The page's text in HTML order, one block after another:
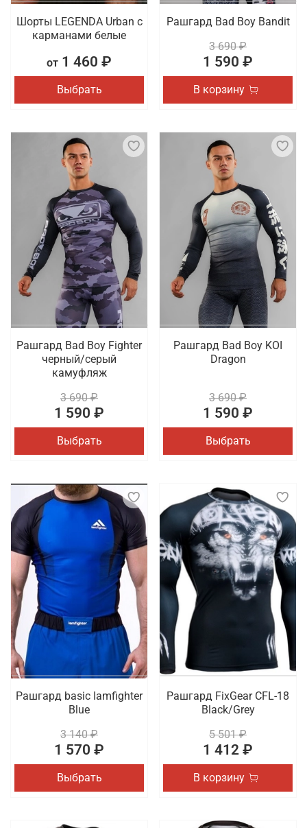
Шорты LEGENDA Urban c
карманами белые
от 1 460 ₽
Выбрать
Рашгард Bad Boy Bandit
3 690 ₽
1 590 ₽
В корзину
Рашгард Bad Boy Fighter
черный/серый
камуфляж
3 690 ₽
1 590 ₽
Выбрать
Рашгард Bad Boy KOI
Dragon
3 690 ₽
1 590 ₽
Выбрать
Рашгард basic Iamfighter
Blue
3 140 ₽
1 570 ₽
Выбрать
Рашгард FixGear CFL-18
Black/Grey
5 501 ₽
1 412 ₽
В корзину